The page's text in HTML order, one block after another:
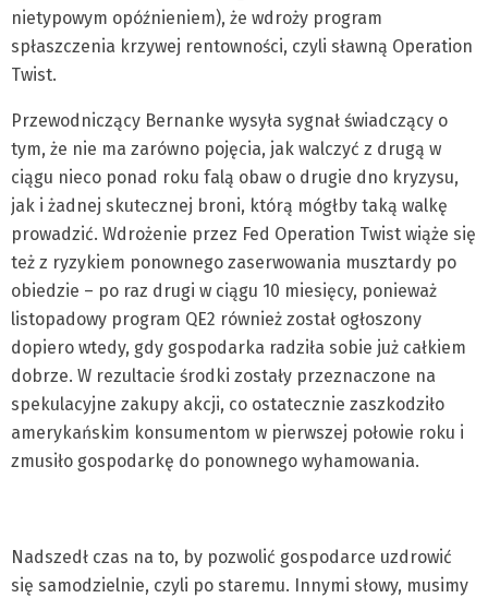
nietypowym opóźnieniem), że wdroży program
spłaszczenia krzywej rentowności, czyli sławną Operation
Twist.
Przewodniczący Bernanke wysyła sygnał świadczący o
tym, że nie ma zarówno pojęcia, jak walczyć z drugą w
ciągu nieco ponad roku falą obaw o drugie dno kryzysu,
jak i żadnej skutecznej broni, którą mógłby taką walkę
prowadzić. Wdrożenie przez Fed Operation Twist wiąże się
też z ryzykiem ponownego zaserwowania musztardy po
obiedzie – po raz drugi w ciągu 10 miesięcy, ponieważ
listopadowy program QE2 również został ogłoszony
dopiero wtedy, gdy gospodarka radziła sobie już całkiem
dobrze. W rezultacie środki zostały przeznaczone na
spekulacyjne zakupy akcji, co ostatecznie zaszkodziło
amerykańskim konsumentom w pierwszej połowie roku i
zmusiło gospodarkę do ponownego wyhamowania.
Nadszedł czas na to, by pozwolić gospodarce uzdrowić
się samodzielnie, czyli po staremu. Innymi słowy, musimy